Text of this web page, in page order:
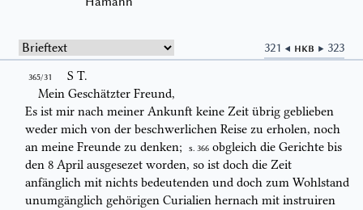
321 ◀ HKB ▶ 323
365/31
S T.
Mein Geschätzter Freund,
Es ist mir nach meiner Ankunft keine Zeit übrig geblieben
weder mich von der beschwerlichen Reise zu erholen, noch
an meine Freunde zu denken;
S. 366 obgleich die Gerichte bis
den 8 April ausgesezet worden, so ist doch die Zeit
anfänglich mit nichts bedeutenden und doch zum Wohlstand
unumgänglich gehörigen Curialien hernach mit instruiren